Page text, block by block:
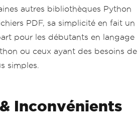
autres bibliothèques Python
PDF, sa simplicité en fait un
pour les débutants en langage
ou ceux ayant des besoins de
simples.
Inconvénients